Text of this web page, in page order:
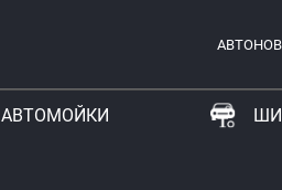
АВТОМОЙКИ